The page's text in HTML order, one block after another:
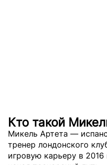
Кто такой
Микель Артета —
тренер лондонского
игровую карьеру в 2016